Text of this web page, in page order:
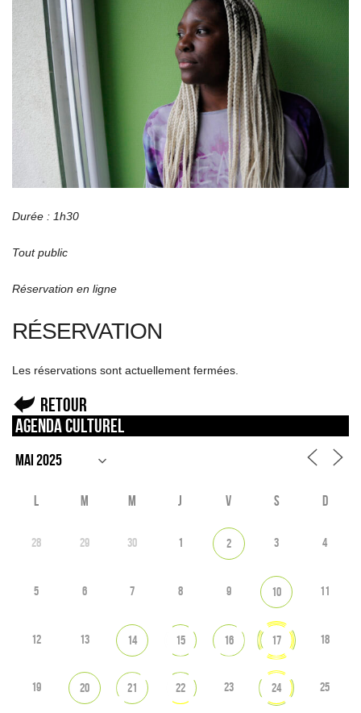
Durée : 1h30
Tout public
Réservation en ligne
RÉSERVATION
Les réservations sont actuellement fermées.
Retour
Agenda culturel
L M M J V S D
28 29 30 1 2 3 4
5 6 7 8 9 10 11
12 13 14 15 16 17 18
19 20 21 22 23 24 25